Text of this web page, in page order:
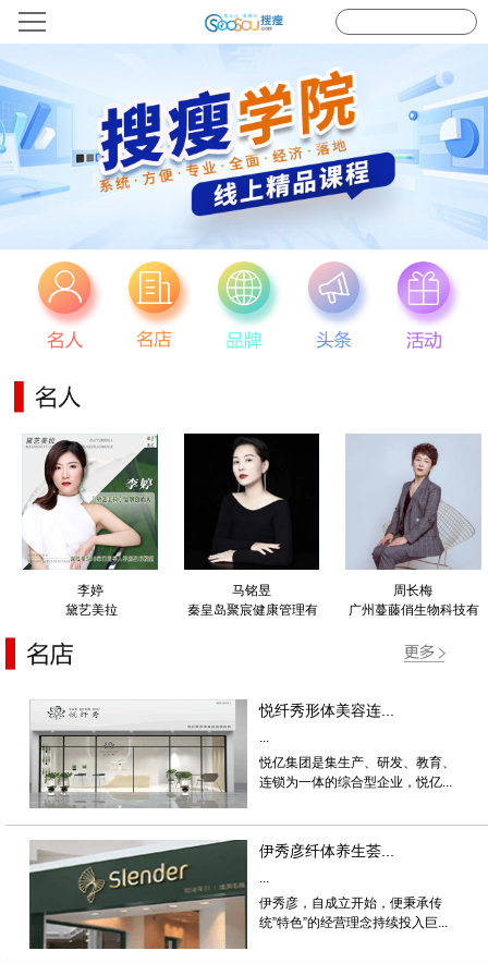
李婷
黛艺美拉
马铭昱
秦皇岛聚宸健康管理有
周长梅
广州蔓藤俏生物科技有
悦纤秀形体美容连...
...
悦亿集团是集生产、研发、教育、
连锁为一体的综合型企业，悦亿...
伊秀彦纤体养生荟...
伊秀彦，自成立开始，便秉承传
统”特色”的经营理念持续投入巨...